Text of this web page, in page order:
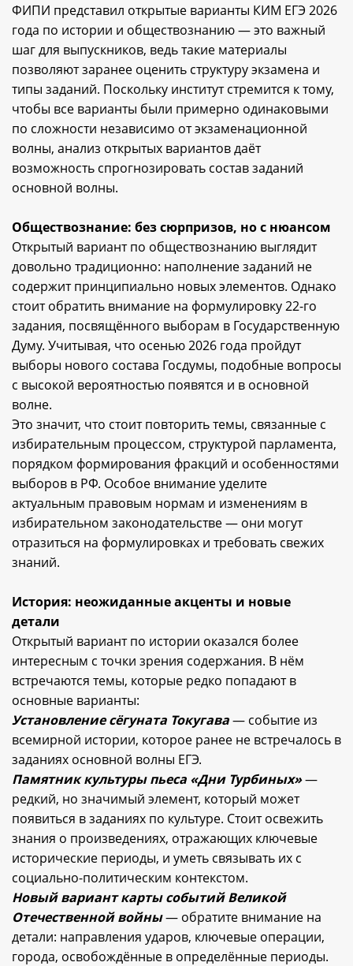
ФИПИ представил открытые варианты КИМ ЕГЭ 2026
года по истории и обществознанию — это важный
шаг для выпускников, ведь такие материалы
позволяют заранее оценить структуру экзамена и
типы заданий. Поскольку институт стремится к тому,
чтобы все варианты были примерно одинаковыми
по сложности независимо от экзаменационной
волны, анализ открытых вариантов даёт
возможность спрогнозировать состав заданий
основной волны.
Обществознание: без сюрпризов, но с нюансом
Открытый вариант по обществознанию выглядит
довольно традиционно: наполнение заданий не
содержит принципиально новых элементов. Однако
стоит обратить внимание на формулировку 22-го
задания, посвящённого выборам в Государственную
Думу. Учитывая, что осенью 2026 года пройдут
выборы нового состава Госдумы, подобные вопросы
с высокой вероятностью появятся и в основной
волне.
Это значит, что стоит повторить темы, связанные с
избирательным процессом, структурой парламента,
порядком формирования фракций и особенностями
выборов в РФ. Особое внимание уделите
актуальным правовым нормам и изменениям в
избирательном законодательстве — они могут
отразиться на формулировках и требовать свежих
знаний.
История: неожиданные акценты и новые
детали
Открытый вариант по истории оказался более
интересным с точки зрения содержания. В нём
встречаются темы, которые редко попадают в
основные варианты:
Установление сёгуната Токугава— событие из
всемирной истории, которое ранее не встречалось в
заданиях основной волны ЕГЭ.
Памятник культуры пьеса «Дни Турбиных»—
редкий, но значимый элемент, который может
появиться в заданиях по культуре. Стоит освежить
знания о произведениях, отражающих ключевые
исторические периоды, и уметь связывать их с
социально-политическим контекстом.
Новый вариант карты событий Великой
Отечественной войны— обратите внимание на
детали: направления ударов, ключевые операции,
города, освобождённые в определённые периоды.